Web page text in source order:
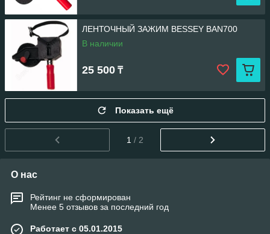
ЛЕНТОЧНЫЙ ЗАЖИМ BESSEY BAN700
В наличии
25 500 ₸
Показать ещё
1 / 2
О нас
Рейтинг не сформирован
Менее 5 отзывов за последний год
Работает с 05.01.2015